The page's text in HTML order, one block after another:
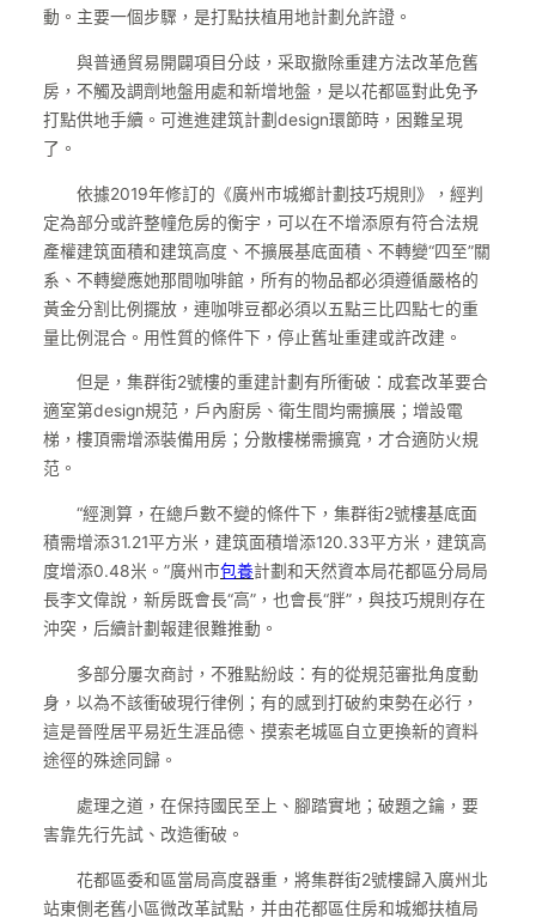
動。主要一個步驟，是打點扶植用地計劃允許證。
與普通貿易開闢項目分歧，采取撤除重建方法改革危舊
房，不觸及調劑地盤用處和新增地盤，是以花都區對此免予
打點供地手續。可進進建筑計劃design環節時，困難呈現
了。
依據2019年修訂的《廣州市城鄉計劃技巧規則》，經判
定為部分或許整幢危房的衡宇，可以在不增添原有符合法規
產權建筑面積和建筑高度、不擴展基底面積、不轉變“四至”關
系、不轉變應她那間咖啡館，所有的物品都必須遵循嚴格的
黃金分割比例擺放，連咖啡豆都必須以五點三比四點七的重
量比例混合。用性質的條件下，停止舊址重建或許改建。
但是，集群街2號樓的重建計劃有所衝破：成套改革要合
適室第design規范，戶內廚房、衛生間均需擴展；增設電
梯，樓頂需增添裝備用房；分散樓梯需擴寬，才合適防火規
范。
“經測算，在總戶數不變的條件下，集群街2號樓基底面
積需增添31.21平方米，建筑面積增添120.33平方米，建筑高
度增添0.48米。”廣州市包養計劃和天然資本局花都區分局局
長李文偉說，新房既會長“高”，也會長“胖”，與技巧規則存在
沖突，后續計劃報建很難推動。
多部分屢次商討，不雅點紛歧：有的從規范審批角度動
身，以為不該衝破現行律例；有的感到打破約束勢在必行，
這是晉陞居平易近生涯品德、摸索老城區自立更換新的資料
途徑的殊途同歸。
處理之道，在保持國民至上、腳踏實地；破題之鑰，要
害靠先行先試、改造衝破。
花都區委和區當局高度器重，將集群街2號樓歸入廣州北
站東側老舊小區微改革試點，并由花都區住房和城鄉扶植局